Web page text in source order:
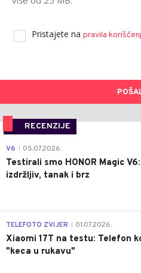
Pristajete na pravila
RECENZIJE
V6 05.07.2026.
Testirali smo HONOR Magic
izdržljiv, tanak i brz
TELEFOTO ZVIJER 01.07.2026.
Xiaomi 17T na testu: Telefon
"keca u rukavu"